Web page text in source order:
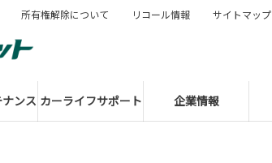
ンス カーライフサポート 企業情報
所有権解除について リコール情報 サイトマップ